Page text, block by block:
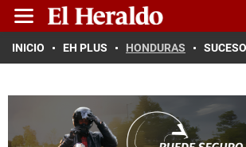
INICIO EH PLUS HONDURAS